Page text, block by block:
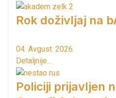
Rok doživljaj na
04. Avgust. 2026.
Detaljnije...
Policiji prijavljen